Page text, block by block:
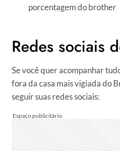
porcentagem do brother
Redes sociais
Se você quer acompanhar
fora da casa mais vigiada do
seguir suas redes sociais: